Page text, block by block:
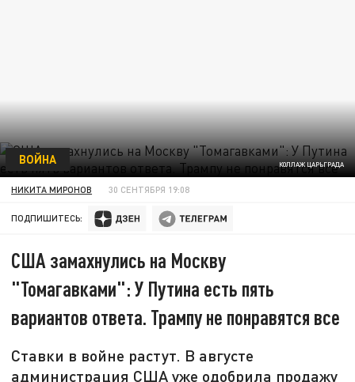
КОЛЛАЖ ЦАРЬГРАДА
ВОЙНА
НИКИТА МИРОНОВ 30 СЕНТЯБРЯ 19:08
ПОДПИШИТЕСЬ:
США замахнулись на Москву
"Томагавками": У Путина есть пять
вариантов ответа. Трампу не понравятся все
Ставки в войне растут. В августе
администрация США уже одобрила продажу